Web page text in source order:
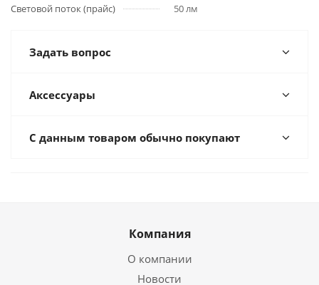
Световой поток (прайс)
50 лм
Задать вопрос
Аксессуары
С данным товаром обычно покупают
Компания
О компании
Новости